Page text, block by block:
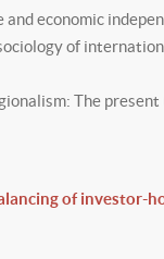
economic
of
The
of